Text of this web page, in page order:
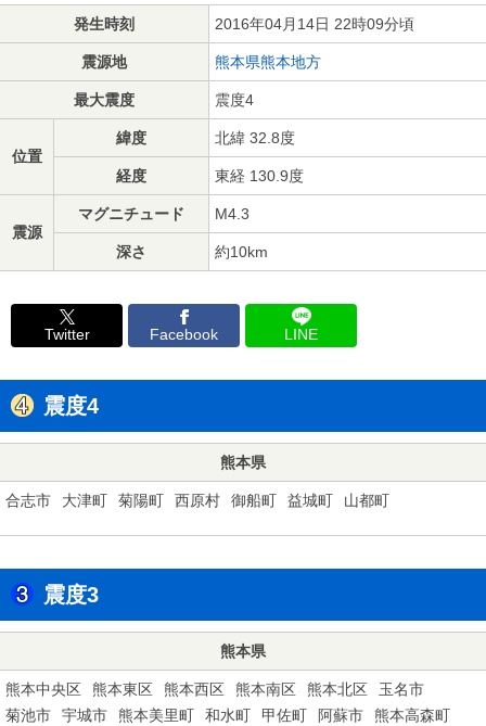
発生時刻 2016年04月14日 22時09分頃
震源地 熊本県熊本地方
最大震度 震度4
位置
緯度 北緯 32.8度
経度 東経 130.9度
震源
マグニチュード M4.3
深さ 約10km
Twitter Facebook LINE
震度4
熊本県
合志市 大津町 菊陽町 西原村 御船町 益城町 山都町
震度3
熊本県
熊本中央区 熊本東区 熊本西区 熊本南区 熊本北区
玉名市
菊池市
宇城市 熊本美里町 和水町 甲佐町 阿蘇市
熊本高森町